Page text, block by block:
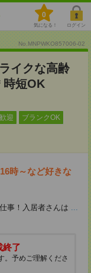
0
気になる！ ログイン
No.MNPWKO857006-02
イクな高齢
時短OK
迎 ブランクOK
時～など好きな
事！入居者さんは ...
終了
。予めご理解くださ